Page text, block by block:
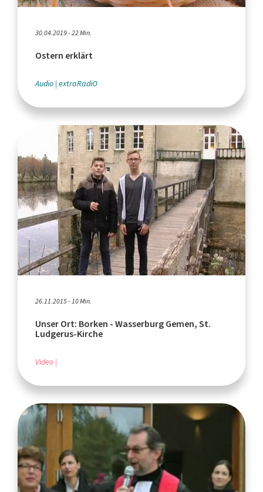
30.04.2019 - 22 Min.
Ostern erklärt
Audio extraRadiO
26.11.2015 - 10 Min.
Unser Ort: Borken - Wasserburg Gemen, St.
Ludgerus-Kirche
Video